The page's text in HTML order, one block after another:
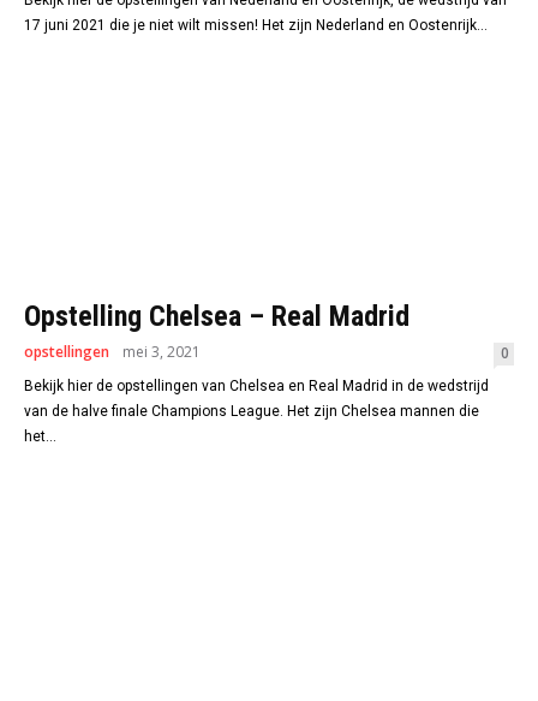
17 juni 2021 die je niet wilt missen! Het zijn Nederland en Oostenrijk...
Opstelling Chelsea – Real Madrid
opstellingen mei 3, 2021 0
Bekijk hier de opstellingen van Chelsea en Real Madrid in de wedstrijd
van de halve finale Champions League. Het zijn Chelsea mannen die
het...